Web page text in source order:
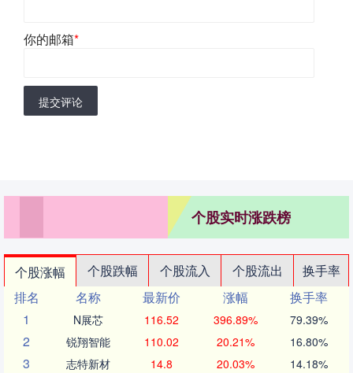
你的邮箱*
提交评论
个股实时涨跌榜
个股涨幅 个股跌幅 个股流入 个股流出
换手率
排名
名称 最新价 涨幅
换手率
1
N展芯 116.52 396.89% 79.39%
2 锐翔智能 110.02 20.21% 16.80%
3 志特新材 14.8 20.03% 14.18%